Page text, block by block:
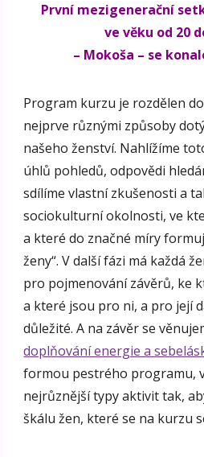
První mezigenerační
ve věku od 20
– Mokoša – se
Program kurzu je rozdělen
nejprve různými způsoby
našeho ženství. Nahlížíme
úhlů pohledů, odpovědi
sdílíme vlastní zkušenosti a
sociokulturní okolnosti, ve
a které do značné míry
ženy“. V další fázi má každá
pro pojmenování závěrů, ke
a které jsou pro ni, a pro její
důležité. A na závěr se
doplňování energie a
formou pestrého programu,
nejrůznější typy aktivit tak,
škálu žen, které se na kurzu